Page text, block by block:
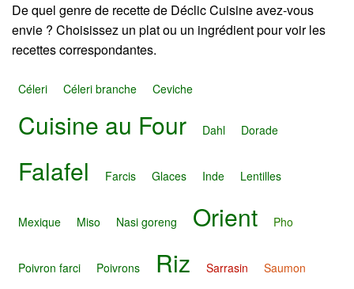
De quel genre de recette de Déclic Cuisine avez-vous
envie ? Choisissez un plat ou un ingrédient pour voir les
recettes correspondantes.
Céleri Céleri branche Ceviche
Cuisine au Four Dahl Dorade
Falafel Farcis Glaces Inde Lentilles
Mexique Miso Nasi goreng Orient Pho
Poivron farci Poivrons Riz Sarrasin
Saumon